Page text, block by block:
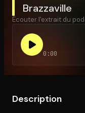
Ouvre l'app
Brazzaville
Écouter l'extrait du
0:00
Description